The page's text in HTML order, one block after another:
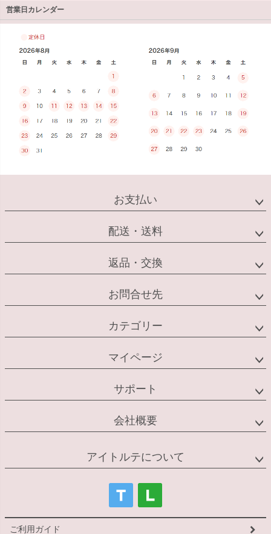
営業日カレンダー
お支払い
配送・送料
返品・交換
お問合せ先
カテゴリー
マイページ
サポート
会社概要
アイトルテについて
ご利用ガイド